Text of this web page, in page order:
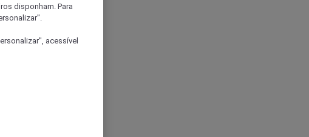
disponham. Para
acessível